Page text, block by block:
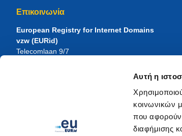
Αυτή η
κοινωνικών
που αφορούν
διαφήμισης
Επικοινωνία
European Registry for Internet Domains
vzw (EURid)
Telecomlaan 9/7
RPR Brussel – VAT BE 0864.240.405
Αιτήματα από τον τύπο: